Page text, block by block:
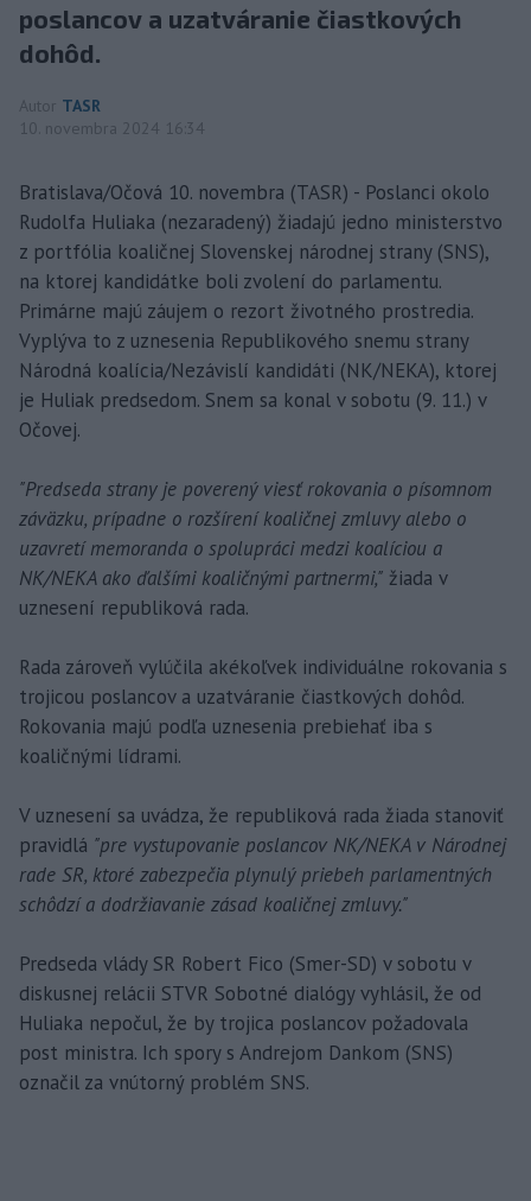
poslancov a uzatváranie čiastkových
dohôd.
Autor TASR
10. novembra 2024 16:34
Bratislava/Očová 10. novembra (TASR) - Poslanci okolo
Rudolfa Huliaka (nezaradený) žiadajú jedno ministerstvo
z portfólia koaličnej Slovenskej národnej strany (SNS),
na ktorej kandidátke boli zvolení do parlamentu.
Primárne majú záujem o rezort životného prostredia.
Vyplýva to z uznesenia Republikového snemu strany
Národná koalícia/Nezávislí kandidáti (NK/NEKA), ktorej
je Huliak predsedom. Snem sa konal v sobotu (9. 11.) v
Očovej.
"Predseda strany je poverený viesť rokovania o písomnom
záväzku, prípadne o rozšírení koaličnej zmluvy alebo o
uzavretí memoranda o spolupráci medzi koalíciou a
NK/NEKA ako ďalšími koaličnými partnermi," žiada v
uznesení republiková rada.
Rada zároveň vylúčila akékoľvek individuálne rokovania s
trojicou poslancov a uzatváranie čiastkových dohôd.
Rokovania majú podľa uznesenia prebiehať iba s
koaličnými lídrami.
V uznesení sa uvádza, že republiková rada žiada stanoviť
pravidlá "pre vystupovanie poslancov NK/NEKA v Národnej
rade SR, ktoré zabezpečia plynulý priebeh parlamentných
schôdzí a dodržiavanie zásad koaličnej zmluvy."
Predseda vlády SR Robert Fico (Smer-SD) v sobotu v
diskusnej relácii STVR Sobotné dialógy vyhlásil, že od
Huliaka nepočul, že by trojica poslancov požadovala
post ministra. Ich spory s Andrejom Dankom (SNS)
označil za vnútorný problém SNS.